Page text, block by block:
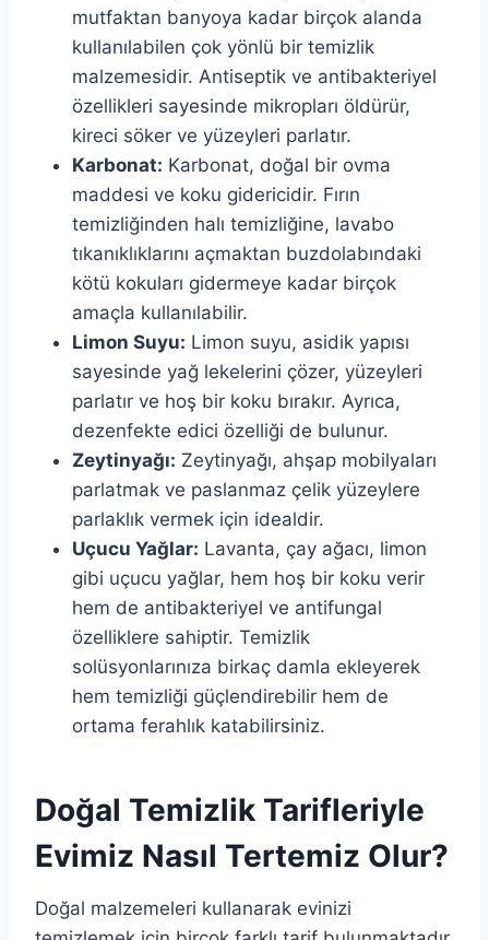
mutfaktan banyoya kadar birçok alanda
kullanılabilen çok yönlü bir temizlik
malzemesidir. Antiseptik ve antibakteriyel
özellikleri sayesinde mikropları öldürür,
kireci söker ve yüzeyleri parlatır.
Karbonat: Karbonat, doğal bir ovma
maddesi ve koku gidericidir. Fırın
temizliğinden halı temizliğine, lavabo
tıkanıklıklarını açmaktan buzdolabındaki
kötü kokuları gidermeye kadar birçok
amaçla kullanılabilir.
Limon Suyu: Limon suyu, asidik yapısı
sayesinde yağ lekelerini çözer, yüzeyleri
parlatır ve hoş bir koku bırakır. Ayrıca,
dezenfekte edici özelliği de bulunur.
Zeytinyağı: Zeytinyağı, ahşap mobilyaları
parlatmak ve paslanmaz çelik yüzeylere
parlaklık vermek için idealdir.
Uçucu Yağlar: Lavanta, çay ağacı, limon
gibi uçucu yağlar, hem hoş bir koku verir
hem de antibakteriyel ve antifungal
özelliklere sahiptir. Temizlik
solüsyonlarınıza birkaç damla ekleyerek
hem temizliği güçlendirebilir hem de
ortama ferahlık katabilirsiniz.
Doğal Temizlik Tarifleriyle
Evimiz Nasıl Tertemiz Olur?
Doğal malzemeleri kullanarak evinizi